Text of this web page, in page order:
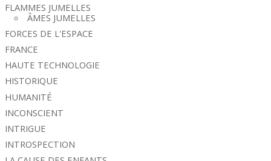
FLAMMES JUMELLES
ÂMES JUMELLES
FORCES DE L'ESPACE
FRANCE
HAUTE TECHNOLOGIE
HISTORIQUE
HUMANITÉ
INCONSCIENT
INTRIGUE
INTROSPECTION